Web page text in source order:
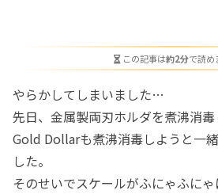
この記事は約2分で読め
やらかしてしまいました…
先日、金属製両刃ホルダを煮沸消
Gold Dollarも煮沸消毒しようと一
した。
そのせいでスケールがふにゃふに